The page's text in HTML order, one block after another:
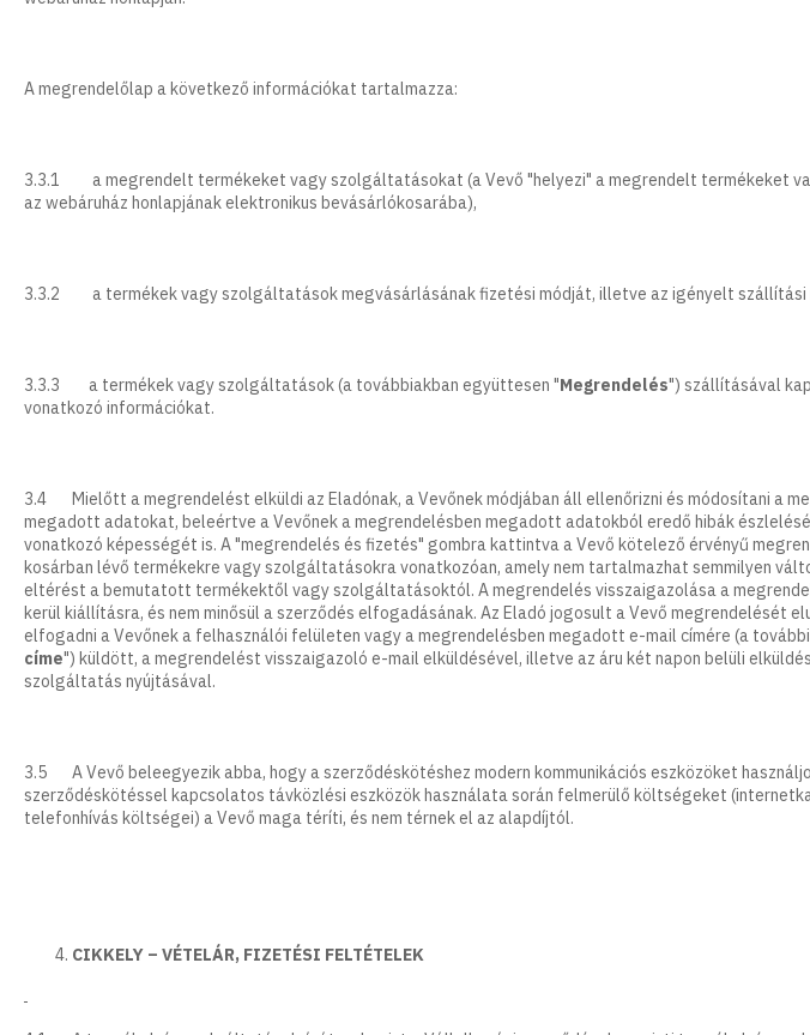
A megrendelőlap a következő információkat tartalmazza:
3.3.1 a megrendelt termékeket vagy szolgáltatásokat (a Vevő "helyezi" a megrendelt termékeket
az webáruház honlapjának elektronikus bevásárlókosarába),
3.3.2 a termékek vagy szolgáltatások megvásárlásának fizetési módját, illetve az igényelt szállítási
3.3.3 a termékek vagy szolgáltatások (a továbbiakban együttesen "Megrendelés") szállításával
vonatkozó információkat.
3.4 Mielőtt a megrendelést elküldi az Eladónak, a Vevőnek módjában áll ellenőrizni és módosítani a
megadott adatokat, beleértve a Vevőnek a megrendelésben megadott adatokból eredő hibák
vonatkozó képességét is. A "megrendelés és fizetés" gombra kattintva a Vevő kötelező érvényű
kosárban lévő termékekre vagy szolgáltatásokra vonatkozóan, amely nem tartalmazhat semmilyen
eltérést a bemutatott termékektől vagy szolgáltatásoktól. A megrendelés visszaigazolása a
kerül kiállításra, és nem minősül a szerződés elfogadásának. Az Eladó jogosult a Vevő megrendelését
elfogadni a Vevőnek a felhasználói felületen vagy a megrendelésben megadott e-mail címére (a
címe") küldött, a megrendelést visszaigazoló e-mail elküldésével, illetve az áru két napon belüli
szolgáltatás nyújtásával.
3.5 A Vevő beleegyezik abba, hogy a szerződéskötéshez modern kommunikációs eszközöket
szerződéskötéssel kapcsolatos távközlési eszközök használata során felmerülő költségeket
telefonhívás költségei) a Vevő maga téríti, és nem térnek el az alapdíjtól.
CIKKELY – VÉTELÁR, FIZETÉSI FELTÉTELEK